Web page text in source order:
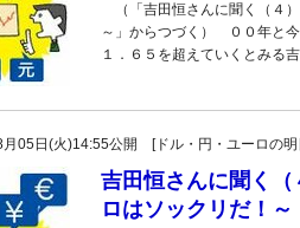
（「吉田恒さんに聞く（４
～」からつづく） ００年と今
１．６５を超えていくとみる
05日(火)14:55公開 [ドル・円・ユーロの明
吉田恒さんに聞く
ロはソックリだ！～